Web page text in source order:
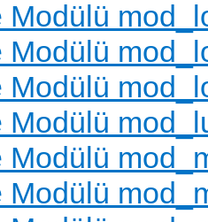
Modülü
Modülü
Modülü
Modülü
Modülü
Modülü